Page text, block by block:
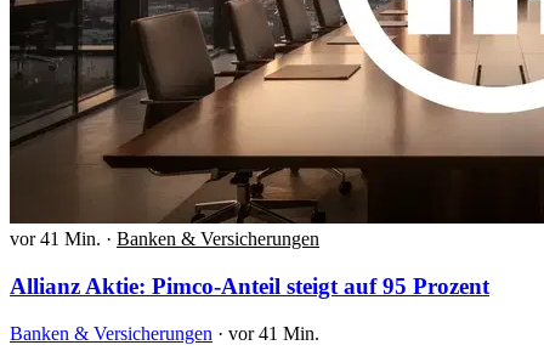
vor 41 Min. · Banken & Versicherungen
Allianz Aktie: Pimco-Anteil steigt auf 95 Prozent
Banken & Versicherungen · vor 41 Min.